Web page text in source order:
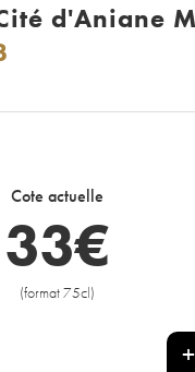
d'Aniane
Cote actuelle
33€
(format 75cl)
+